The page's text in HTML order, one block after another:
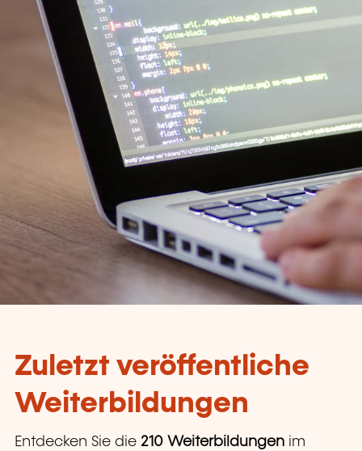
Zuletzt veröffentliche
Weiterbildungen
Entdecken Sie die 210 Weiterbildungen im